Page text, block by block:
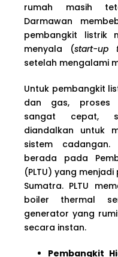
rumah masih
Darmawan
pembangkit listrik
menyala (start-up
setelah mengalami
Untuk pembangkit
dan gas, proses
sangat cepat,
diandalkan untuk
sistem
berada pada
(PLTU) yang
Sumatra. PLTU
boiler thermal
generator yang
secara instan.
Pembangkit